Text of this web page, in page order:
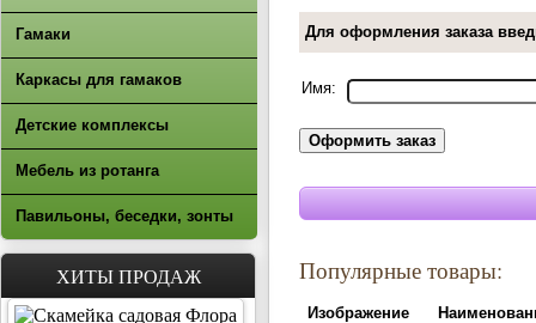
Гамаки
Каркасы для гамаков
Детские комплексы
Мебель из ротанга
Павильоны, беседки, зонты
ХИТЫ ПРОДАЖ
Для оформления заказа
Имя:
Популярные товары:
Изображение